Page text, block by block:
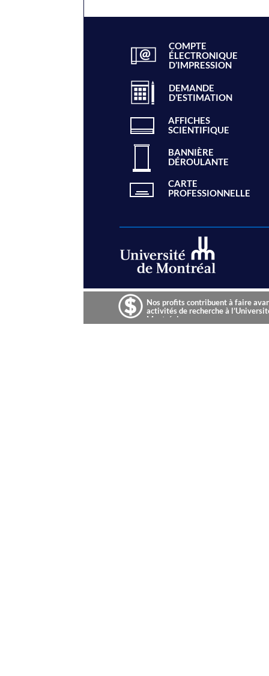
COMPTE
ÉLECTRONIQUE
D’IMPRESSION
DEMANDE
D’ESTIMATION
AFFICHES
SCIENTIFIQUE
BANNIÈRE
DÉROULANTE
CARTE
PROFESSIONNELLE
Nos profits contribuent à faire
activités de recherche à
Montréal